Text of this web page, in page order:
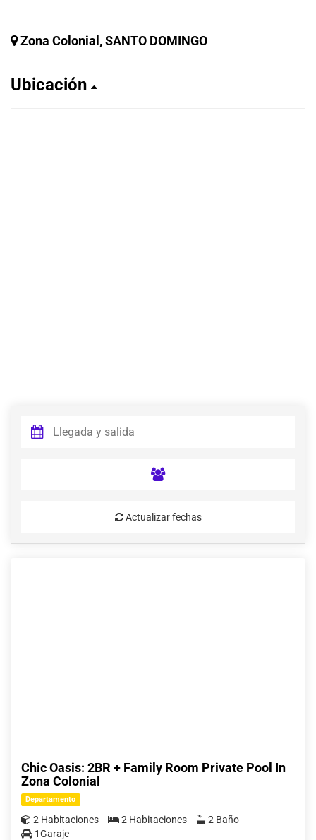
Zona Colonial, SANTO DOMINGO
Ubicación
Actualizar fechas
Chic Oasis: 2BR + Family Room Private Pool In
Zona Colonial
Departamento
2 Habitaciones 2 Habitaciones
2 Baño
1Garaje